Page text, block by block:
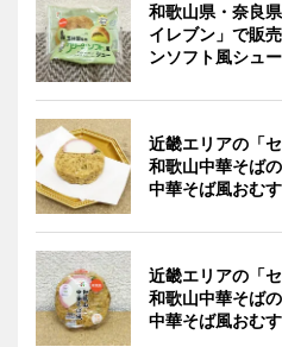
和歌山県・奈良
イレブン」で販
ンソフト風シュー
近畿エリアの「
和歌山中華そば
中華そば風おむ
近畿エリアの「
和歌山中華そば
中華そば風おむす